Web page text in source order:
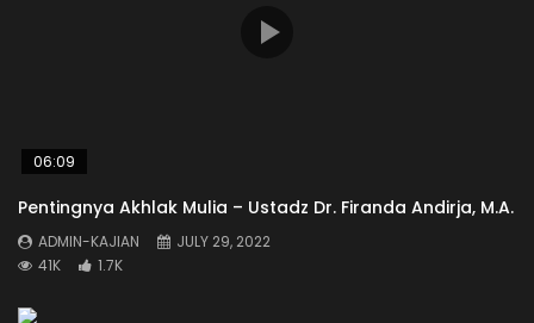
06:09
Pentingnya Akhlak Mulia – Ustadz Dr. Firanda Andirja, M.A.
ADMIN-KAJIAN
JULY 29, 2022
41K
1.7K